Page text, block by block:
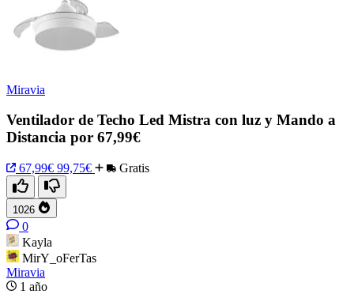
Miravia
Ventilador de Techo Led Mistra con luz y Mando a
Distancia por 67,99€
67,99€ 99,75€ Gratis
1026
0
Kayla
MirY_oFerTas
Miravia
1 año